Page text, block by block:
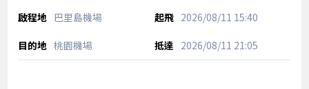
巴里島機場 2026/08/11 15:40
桃園機場 2026/08/11 21:05